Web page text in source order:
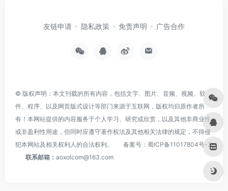
友链申请 隐私政策 免责声明 广告合作
© 版权声明：本文刊载的所有内容，包括文字、图片、音频、视频、软
件、程序、以及网页版式设计等部门来源于互联网，版权均归原作者所
有！本网站提供的内容服务于个人学习、研究或欣赏，以及其他非商业性
或非盈利性用途，但同时应遵守著作权法及其他相关法律的规定，不得侵
犯本网站及相关权利人的合法权利。
备案号： 蜀ICP备11017804号-3
联系邮箱： aoxolcom@163.com